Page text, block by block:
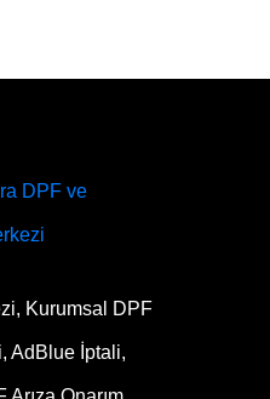
Kurumsal DPF
AdBlue İptali,